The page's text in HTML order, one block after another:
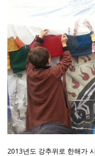
2013년도 강추위로 한해가